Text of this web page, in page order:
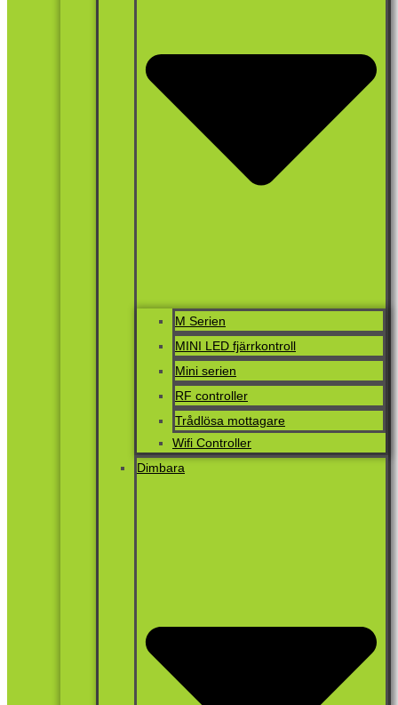
M Serien
MINI LED fjärrkontroll
Mini serien
RF controller
Trådlösa mottagare
Wifi Controller
Dimbara